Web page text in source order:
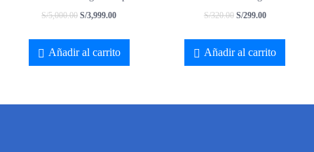
S/5,000.00 S/3,999.00
Añadir al carrito
S/320.00 S/299.00
Añadir al carrito